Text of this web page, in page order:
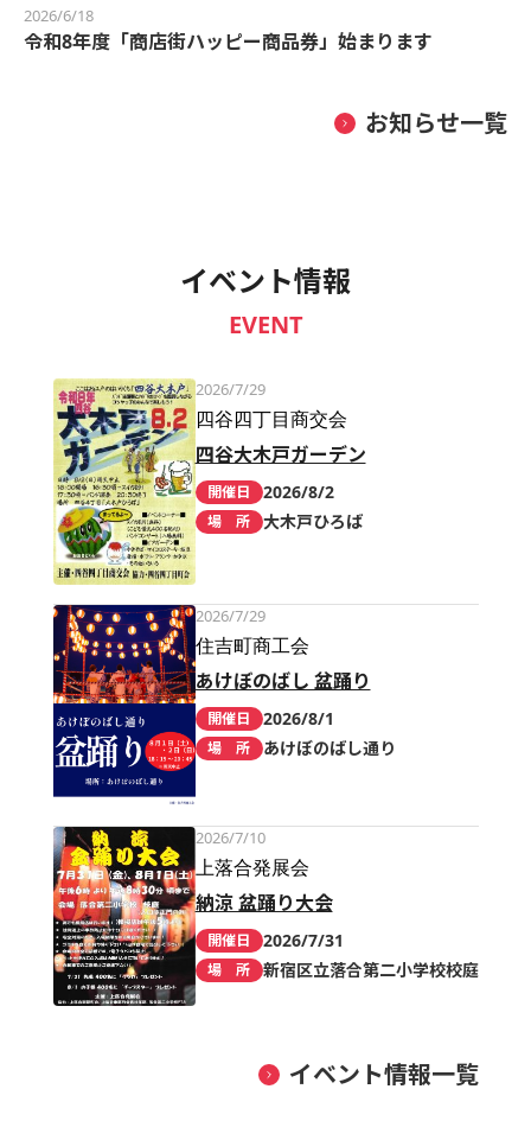
2026/6/18
令和8年度「商店街ハッピー商品券」始まります
お知らせ一覧
イベント情報
EVENT
2026/7/29
四谷四丁目商交会
四谷大木戸ガーデン
開催日 2026/8/2
場 所 大木戸ひろば
2026/7/29
住吉町商工会
あけぼのばし 盆踊り
開催日 2026/8/1
場 所 あけぼのばし通り
2026/7/10
上落合発展会
納涼 盆踊り大会
開催日 2026/7/31
場 所 新宿区立落合第二小学校校庭
イベント情報一覧